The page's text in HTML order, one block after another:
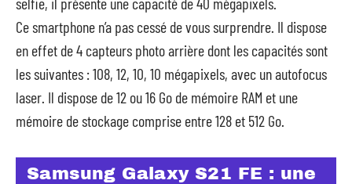
Ce smartphone n’a pas cessé de vous surprendre. Il dispose
en effet de 4 capteurs photo arrière dont les capacités sont
les suivantes : 108, 12, 10, 10 mégapixels, avec un autofocus
laser. Il dispose de 12 ou 16 Go de mémoire RAM et une
mémoire de stockage comprise entre 128 et 512 Go.
Samsung Galaxy S21 FE : une